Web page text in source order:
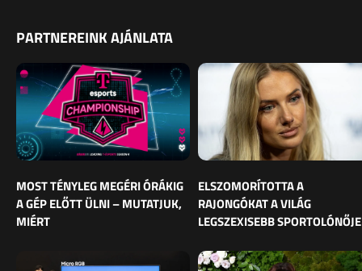
PARTNEREINK AJÁNLATA
MOST TÉNYLEG MEGÉRI ÓRÁKIG
A GÉP ELŐTT ÜLNI – MUTATJUK,
MIÉRT
ELSZOMORÍTOTTA A
RAJONGÓKAT A VILÁG
LEGSZEXISEBB SPORTOLÓNŐJE